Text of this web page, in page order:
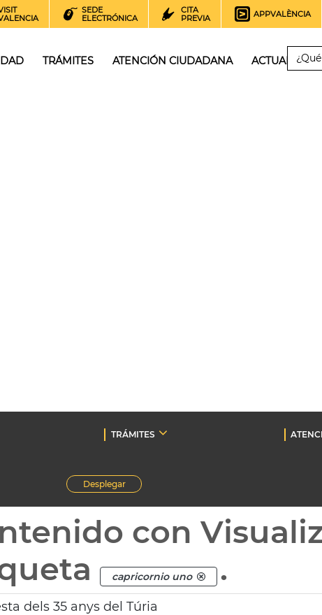
SEDE
ELECTRÓNICA
CITA
PREVIA
APPVALÈNCIA
TRÁMITES ATENCIÓN CIUDADANA ACTUALIDAD
TRÁMITES
Desplegar
con
capricornio uno .
dels 35 anys del Túria